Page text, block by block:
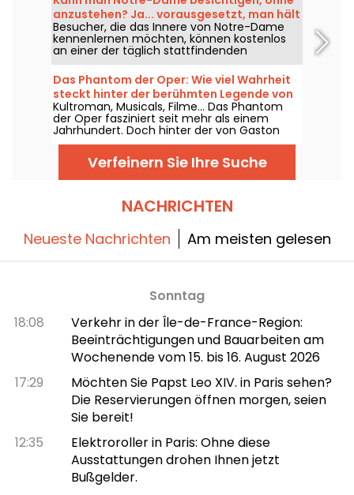
diejenigen, die ihn aus der Ferne entdecken,
in Staunen. Möchten Sie mehr darüber
erfahren? Hier geht's lang!
anzustehen? Ja... vorausgesetzt, man hält
sich an einige Regeln
Besucher, die das Innere von Notre-Dame
kennenlernen möchten, können kostenlos
an einer der täglich stattfindenden
Gottesdienste teilnehmen. Eine Gelegenheit
für jedermann – vorausgesetzt, man kommt
vor allem, um an der Feier teilzunehmen
oder sich in ihren Ablauf hineinzufinden. Wir
erklären, was man wissen muss.
Das Phantom der Oper: Wie viel Wahrheit
steckt hinter der berühmten Legende von
Gaston Leroux?
Kultroman, Musicals, Filme... Das Phantom
der Oper fasziniert seit mehr als einem
Jahrhundert. Doch hinter der von Gaston
Leroux erdachten Geschichte verbergen
sich mehrere durchaus reale
Begebenheiten, die mit dem Palais Garnier
verbunden sind. Sturz eines Kronleuchters,
reservierte Loge... Was bleibt von der
Legende übrig?
Verfeinern Sie Ihre Suche
NACHRICHTEN
Neueste Nachrichten Am meisten gelesen
Sonntag
18:08
Verkehr in der Île-de-France-Region:
Beeinträchtigungen und Bauarbeiten am
Wochenende vom 15. bis 16. August 2026
17:29
Möchten Sie Papst Leo XIV. in Paris sehen?
Die Reservierungen öffnen morgen, seien
Sie bereit!
12:35
Elektroroller in Paris: Ohne diese
Ausstattungen drohen Ihnen jetzt
Bußgelder.